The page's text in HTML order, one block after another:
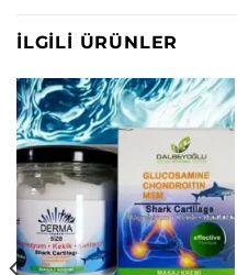
İLGILI ÜRÜNLER